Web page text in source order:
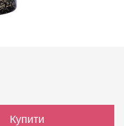
Купити